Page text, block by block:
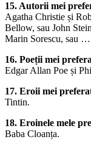
15. Autorii mei
Agatha Christie și
Bellow, sau John
Marin Sorescu, sau
16. Poeții mei
Edgar Allan Poe și
17. Eroii mei
Tintin.
18. Eroinele mele
Baba Cloanța.